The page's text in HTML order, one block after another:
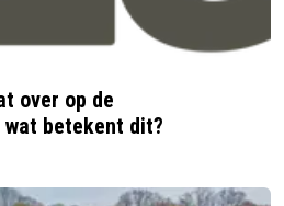
over op de
betekent dit?